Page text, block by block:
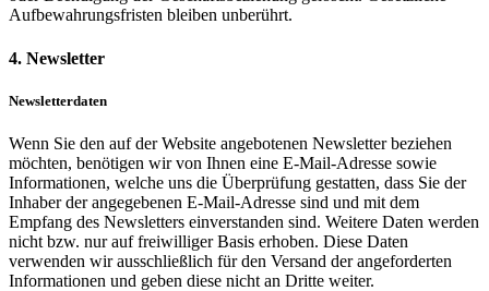
Aufbewahrungsfristen bleiben unberührt.
4. Newsletter
Newsletterdaten
Wenn Sie den auf der Website angebotenen Newsletter beziehen
möchten, benötigen wir von Ihnen eine E-Mail-Adresse sowie
Informationen, welche uns die Überprüfung gestatten, dass Sie der
Inhaber der angegebenen E-Mail-Adresse sind und mit dem
Empfang des Newsletters einverstanden sind. Weitere Daten werden
nicht bzw. nur auf freiwilliger Basis erhoben. Diese Daten
verwenden wir ausschließlich für den Versand der angeforderten
Informationen und geben diese nicht an Dritte weiter.